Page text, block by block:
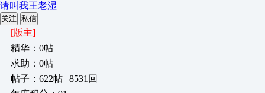
请叫我王老湿
关注 私信
[版主]
精华：0帖
求助：0帖
帖子：622帖 | 8531回